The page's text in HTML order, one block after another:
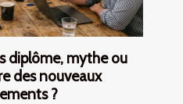
diplôme, mythe ou
des nouveaux
?